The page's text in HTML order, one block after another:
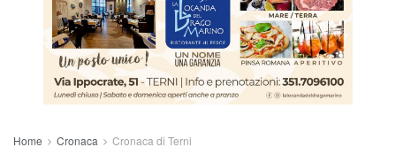
Home Cronaca Cronaca di Terni